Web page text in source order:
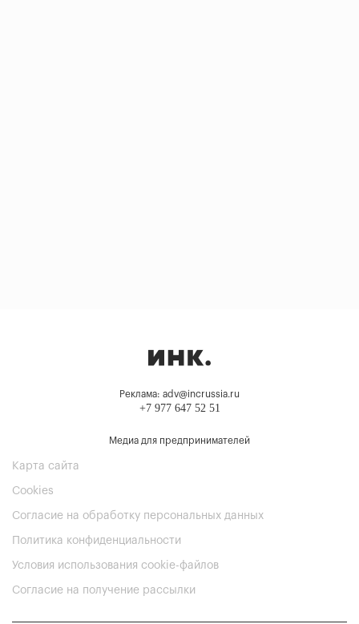
Реклама: adv@incrussia.ru
+7 977 647 52 51
Медиа для предпринимателей
Карта сайта
Cookies
Согласие на обработку персональных данных
Политика конфиденциальности
Условия использования cookie-файлов
Согласие на получение рассылки